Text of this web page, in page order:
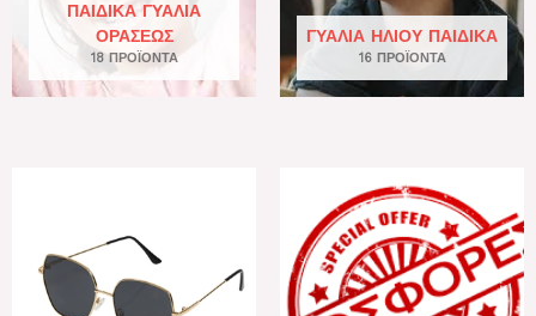
ΠΑΙΔΙΚΆ ΓΥΑΛΙΆ
ΟΡΆΣΕΩΣ
18 ΠΡΟΪΌΝΤΑ
ΓΥΑΛΙΆ ΗΛΊΟΥ ΠΑΙΔΙΚΆ
16 ΠΡΟΪΌΝΤΑ